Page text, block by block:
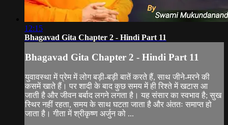
12:15
Bhagavad Gita Chapter 2 - Hindi Part 11
Bhagavad Gita Chapter 2 - Hindi Part 11
युवावस्था में प्रेम में लोग बड़ी-बड़ी बातें करते हैं, साथ जीने-मरने की
कसमें खाते हैं। पर शादी के बाद कुछ समय में ही रिश्ते में खटास आ
जाती है और जीवन बर्बाद लगने लगता है। यह संसार का स्वभाव है; सुख
स्थिर नहीं रहता, समय के साथ घटता जाता है और अंततः समाप्त हो
जाता है। गीता में श्रीकृष्ण अर्जुन को ...